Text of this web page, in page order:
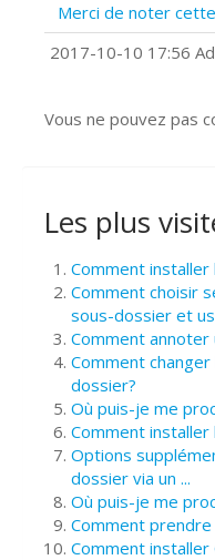
?
Comment
Merci de noter
2017-10-10 17:56
Vous ne pouvez pas
Les plus
Comment installer
Comment choisir
sous-dossier et
Comment annoter
Comment
dossier?
Où puis-je me
Comment
Options
dossier via un ...
Où puis-je me
Comment
Comment installer